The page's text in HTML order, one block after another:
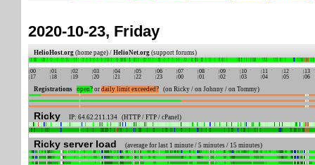
2020-10-23, Friday
HelioHost.org (home page) / HelioNet.org (support forums)
Registrations open? or daily limit exceeded? (on Ricky / on Johnny / on Tommy)
Ricky IP: 64.62.211.134 (HTTP / FTP / cPanel)
Ricky server load (average for last 1 minute / 5 minutes / 15 minutes)
00 01 02 03 04 05 06 07 08 09 10 11 12
13
17
18 19 20 21 22 23 00 01 02 03 04 05 06